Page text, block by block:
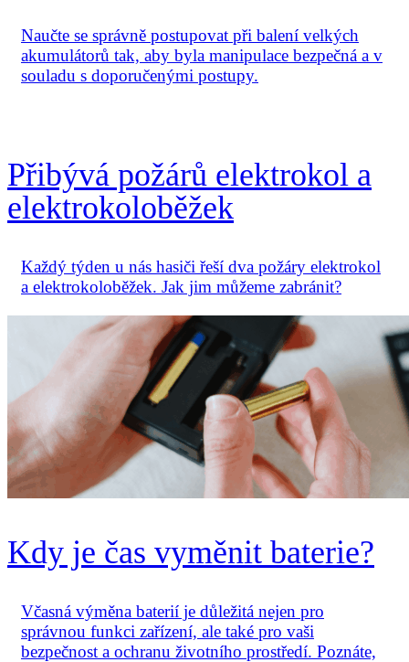
Naučte se správně postupovat při balení velkých
akumulátorů tak, aby byla manipulace bezpečná a v
souladu s doporučenými postupy.
Přibývá požárů elektrokol a
elektrokoloběžek
Každý týden u nás hasiči řeší dva požáry elektrokol
a elektrokoloběžek. Jak jim můžeme zabránit?
Kdy je čas vyměnit baterie?
Včasná výměna baterií je důležitá nejen pro
správnou funkci zařízení, ale také pro vaši
bezpečnost a ochranu životního prostředí. Poznáte,